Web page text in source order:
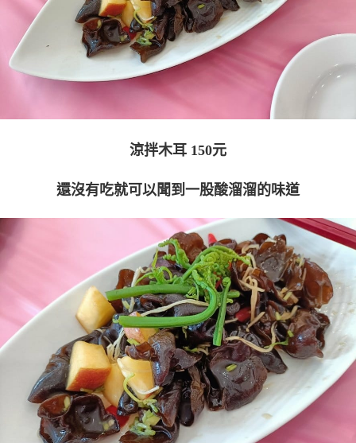
涼拌木耳 150元
還沒有吃就可以聞到一股酸溜溜的味道